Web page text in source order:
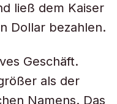
ließ dem Kaiser
Dollar bezahlen.
Geschäft.
als der
Namens. Das